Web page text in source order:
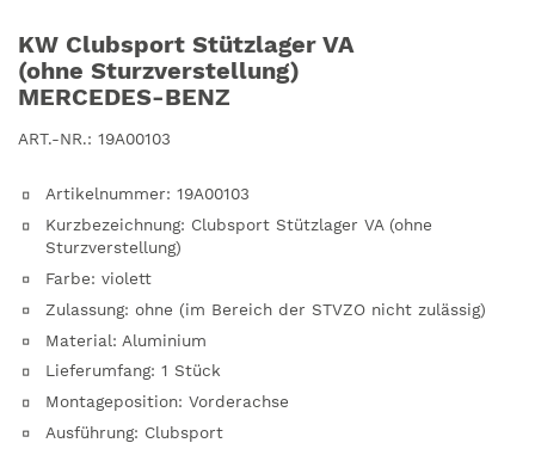
KW Clubsport Stützlager VA
(ohne Sturzverstellung)
MERCEDES-BENZ
ART.-NR.: 19A00103
Artikelnummer:19A00103
Kurzbezeichnung: Clubsport Stützlager VA (ohne
Sturzverstellung)
Farbe:violett
Zulassung: ohne (im Bereich der STVZO nicht zulässig)
Material: Aluminium
Lieferumfang:1 Stück
Montageposition:Vorderachse
Ausführung: Clubsport